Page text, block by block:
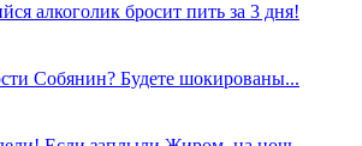
алкоголик бросит пить за 3 дня!
Собянин? Будете шокированы...